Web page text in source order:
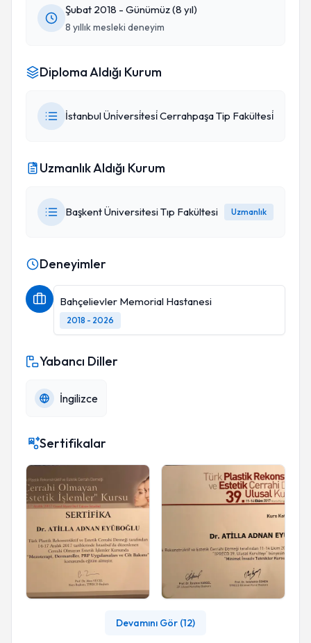
Şubat 2018 - Günümüz (8 yıl)
8 yıllık mesleki deneyim
Diploma Aldığı Kurum
İstanbul Üni̇versi̇tesi̇ Cerrahpaşa Tip Fakültesi̇
Uzmanlık Aldığı Kurum
Başkent Üniversitesi Tıp Fakültesi Uzmanlık
Deneyimler
Bahçelievler Memorial Hastanesi
2018 - 2026
Yabancı Diller
İngilizce
Sertifikalar
Devamını Gör (12)